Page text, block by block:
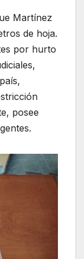
Martínez
de hoja.
por hurto
posee